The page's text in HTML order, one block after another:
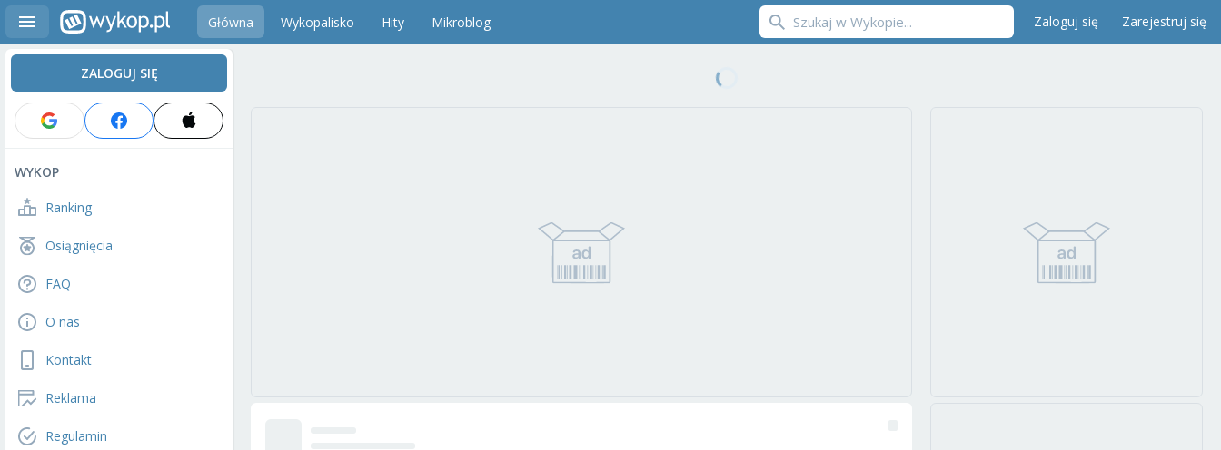
Główna Wykopalisko Hity Mikroblog Zaloguj się Zarejestruj się
ZALOGUJ SIĘ
WYKOP
Ranking
Osiągnięcia
FAQ
O nas
Kontakt
Reklama
Regulamin